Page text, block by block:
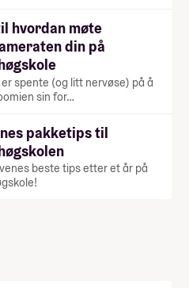
hvordan møte
din på
spente (og litt nervøse) på å
sin for…
pakketips til
beste tips etter et år på